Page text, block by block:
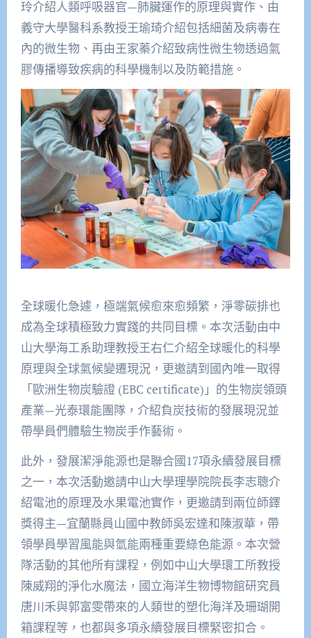
玲介紹人類呼吸器官—肺臟運作的原理與實作、由
義守大學醫科系教授王瑜琦介紹包括細菌及病毒在
內的微生物、再由王家蓁介紹致病性微生物透過氣
膠傳播導致疾病的科學機制以及防範措施。
全球暖化急遽，極端氣候愈來愈頻繁，淨零碳排也
成為全球積極致力實踐的共同目標。本次活動由中
山大學海工系助理教授王右仁介紹全球暖化的科學
原理與全球氣候變遷現況，更邀請到國內唯一取得
「歐洲生物炭驗證 (EBC certificate)」的生物炭領頭
產業—光泰環能團隊，介紹負炭技術的發展現況並
帶學員們體驗生物炭手作藝術。
此外，發展潔淨能源也是聯合國17項永續發展目標
之一，本次活動邀請中山大學理學院院長李志聰介
紹電池的原理及水果電池實作，更邀請到兩位師鐸
獎得主—宜蘭縣員山國中教師吳宏達和陳淑華，帶
領學員學習風能與氫能兩種重要綠色能源。本次營
隊活動的其他所有課程，例如中山大學環工所教授
陳威翔的淨化水魔法，國立海洋生物博物館研究員
唐川禾與郭富雯帶來的人類世的塑化海洋及珊瑚開
箱課程等，也都與多項永續發展目標緊密扣合。